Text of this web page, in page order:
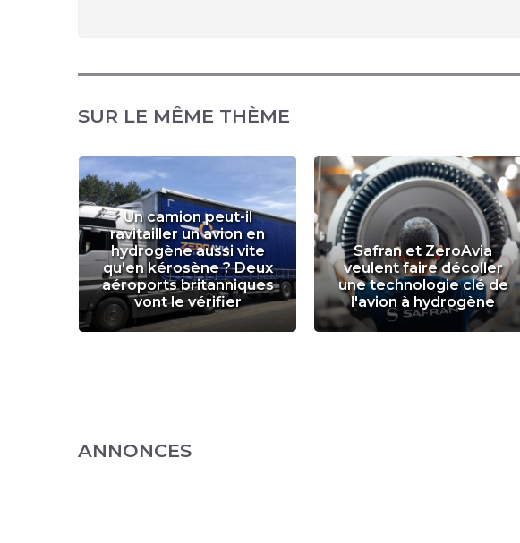
SUR LE MÊME THÈME
Un camion peut-il
ravitailler un avion en
hydrogène aussi vite
qu'en kérosène ? Deux
aéroports britanniques
vont le vérifier
Safran et ZeroAvia
veulent faire décoller
une technologie clé de
l'avion à hydrogène
ANNONCES